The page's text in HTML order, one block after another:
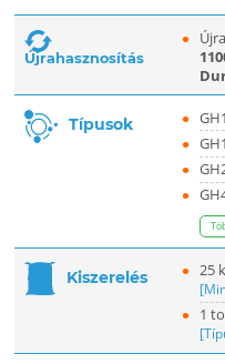
Újrahasznosítás
Típusok
Kiszerelés 25
1